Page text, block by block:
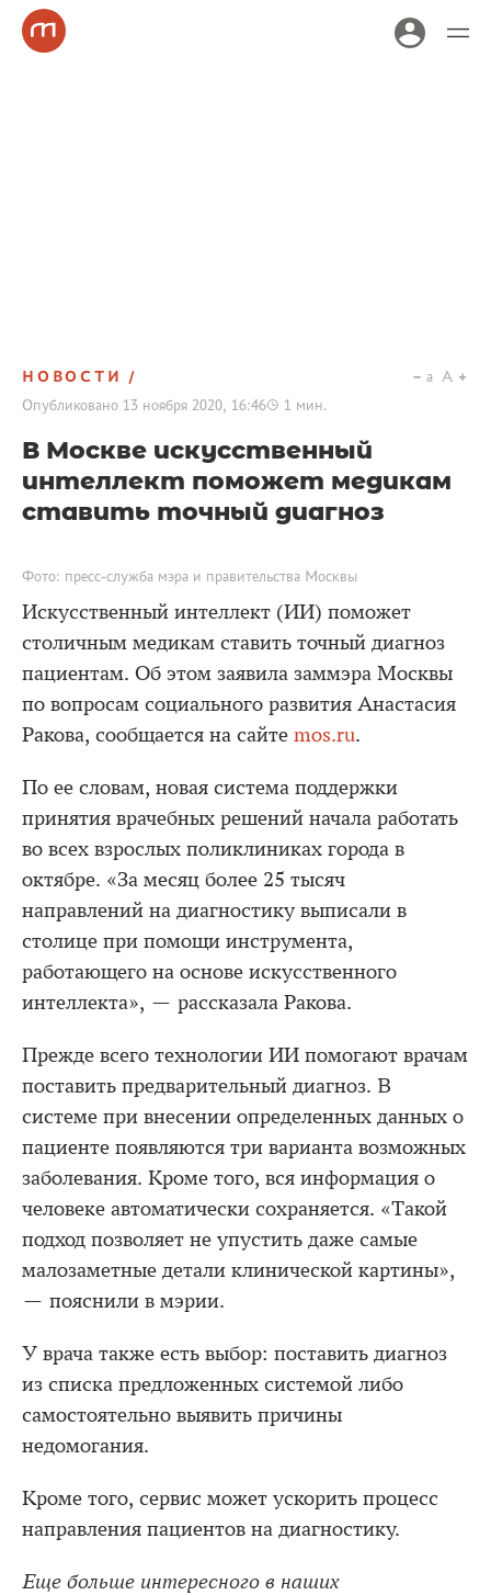
НОВОСТИ
Опубликовано 13 ноября 2020, 16:46 1 мин.
a A
В Москве искусственный
интеллект поможет медикам
ставить точный диагноз
Фото: пресс-служба мэра и правительства Москвы
Искусственный интеллект (ИИ) поможет
столичным медикам ставить точный диагноз
пациентам. Об этом заявила заммэра Москвы
по вопросам социального развития Анастасия
Ракова, сообщается на сайте mos.ru.
По ее словам, новая система поддержки
принятия врачебных решений начала работать
во всех взрослых поликлиниках города в
октябре. «За месяц более 25 тысяч
направлений на диагностику выписали в
столице при помощи инструмента,
работающего на основе искусственного
интеллекта», — рассказала Ракова.
Прежде всего технологии ИИ помогают врачам
поставить предварительный диагноз. В
системе при внесении определенных данных о
пациенте появляются три варианта возможных
заболевания. Кроме того, вся информация о
человеке автоматически сохраняется. «Такой
подход позволяет не упустить даже самые
малозаметные детали клинической картины»,
— пояснили в мэрии.
У врача также есть выбор: поставить диагноз
из списка предложенных системой либо
самостоятельно выявить причины
недомогания.
Кроме того, сервис может ускорить процесс
направления пациентов на диагностику.
Еще больше интересного в наших